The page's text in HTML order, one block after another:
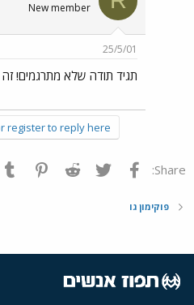
New member
25/5/01
תגיד תודה שלא מתרגמים!
register to reply here.
Share: פייסבוק Twitter
Reddit
פוקימון גו